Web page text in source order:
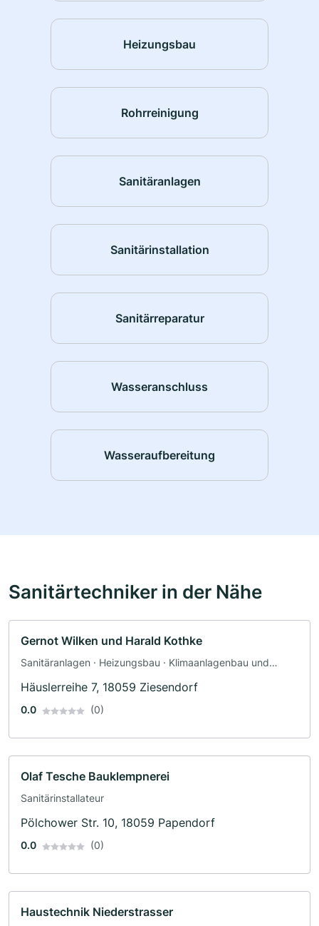
Heizungsbau
Rohrreinigung
Sanitäranlagen
Sanitärinstallation
Sanitärreparatur
Wasseranschluss
Wasseraufbereitung
Sanitärtechniker in der Nähe
Gernot Wilken und Harald Kothke
Sanitäranlagen · Heizungsbau · Klimaanlagenbau und
Häuslerreihe 7, 18059 Ziesendorf
0.0 (0)
Olaf Tesche Bauklempnerei
Sanitärinstallateur
Pölchower Str. 10, 18059 Papendorf
0.0 (0)
Haustechnik Niederstrasser